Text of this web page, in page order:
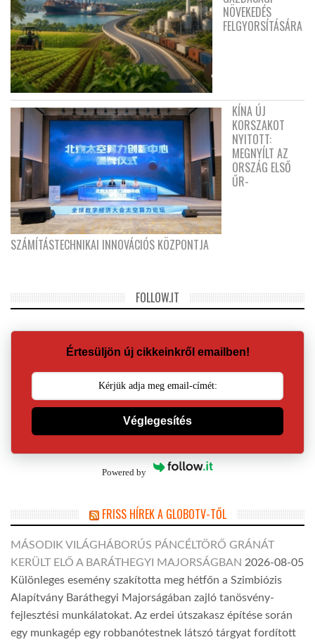
NÖVEKEDÉS
FELGYORSÍTÁSÁRA
KÍNA ÚJ
KORSZAKOT
NYITOTT:
MEGNYÍLT AZ
ORSZÁG ELSŐ
ŰR-
SZÁMÍTÁSTECHNIKAI INNOVÁCIÓS KÖZPONTJA
FOLLOW.IT
Értesüljön új cikkeinkről emailben!
Véglegesítés
Powered by
FRISS HÍREK A GLOBOTV-TŐL
MÁSODIK VILÁGHÁBORÚS PÁNCÉLTÖRŐ GRÁNÁT
KERÜLT ELŐ A BARÁTHEGYI MAJORSÁGBAN 2026-08-05
Különleges esemény szakította meg hétfőn a Szimbiózis
Alapítvány Baráthegyi Majorságában zajló tanösvény-
fejlesztési munkálatokat. Az erdei útszakasz építése során
egy munkagép egy robbanótestnek látszó tárgyat fordított